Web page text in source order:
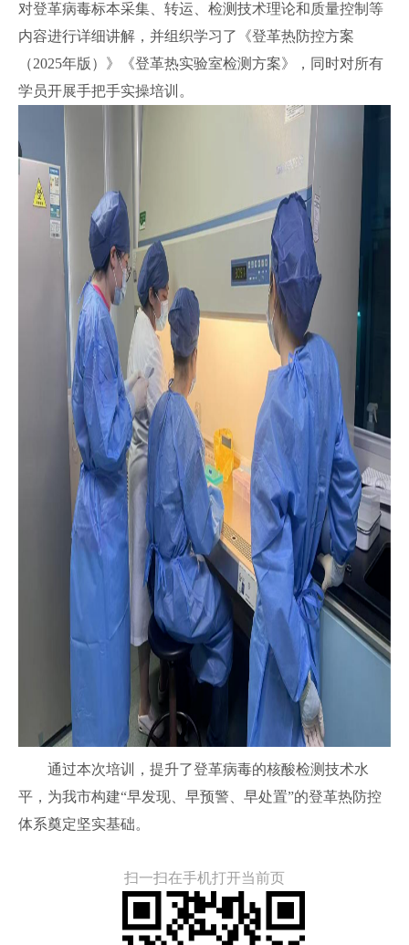
对登革病毒标本采集、转运、检测技术理论和质量控制等
内容进行详细讲解，并组织学习了《登革热防控方案
（2025年版）》《登革热实验室检测方案》，同时对所有
学员开展手把手实操培训。
通过本次培训， 提升了登革病毒的核酸检测技术水
平， 为我市构建“早发现、早预警、早处置”的登革热防控
体系奠定坚实基础。
扫一扫在手机打开当前页